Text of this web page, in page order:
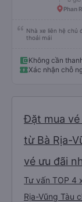
Phan
Nhà xe liên hệ chủ
thoải mái
Không cần
Xác nhận chỗ
Đặt mua vé
từ Bà Rịa-
vé ưu đãi
Tư vấn TOP 4
Rịa-Vũng Tàu